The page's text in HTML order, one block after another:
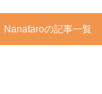
Nanataroの記事一覧